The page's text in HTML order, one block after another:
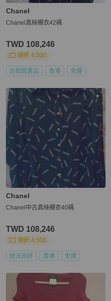
Chanel
Chanel真絲襯衣42碼
TWD 108,246
現折 4,500
近新閒置品 香港 免運
Chanel
Chanel中古真絲襯衣40碼
TWD 108,246
現折 4,500
狀況良好 香港 免運